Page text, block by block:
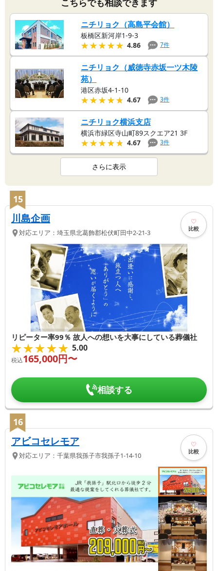
ニチリョク（高島平会館）
板橋区新河岸1-9-3
★★★★★
★★★★★ 4.86 7件
ニチリョク（威徳寺赤坂一ツ木陵
苑）
港区赤坂4-1-10
★★★★★
★★★★★ 4.67 3件
ニチリョク横浜支店
横浜市緑区寺山町89スクエア21 3F
★★★★★
★★★★★ 4.67 3件
さらに表示
15
川島企画
対応エリア： 埼玉県北葛飾郡松伏町田中2-21-3 比較
リピーター率99％ 故人への想いを大事にしている葬儀社
★★★★★
★★★★★ 5.00
税込165,000円〜
相談する
16
アビコセレモア
対応エリア： 千葉県我孫子市我孫子1-14-10 比較